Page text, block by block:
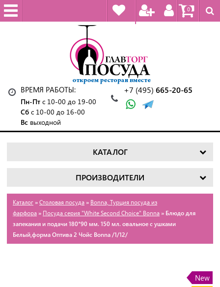
0
ВРЕМЯ РАБОТЫ:
Пн-Пт с 10-00 до 19-00
Сб с 10-00 до 16-00
Вс выходной
+7 (495) 665-20-65
КАТАЛОГ
ПРОИЗВОДИТЕЛИ
Каталог » Столовая посуда » Bonna, Турция посуда из
фарфора » Посуда серия "White Second Choice" Bonna » Блюдо для
запекания и подачи 180*90 мм. 150 мл. овальное с ушками
Белый,форма Оптива 2 Чойс Bonna /1/12/
New